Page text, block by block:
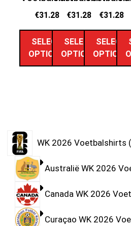
€31.28
SELECT
OPTIONS
€31.28
SELECT
OPTIONS
€31.28
SELECT
OPTIONS
WK 2026 Voetbalshirts
Australië WK 2026
Canada WK 2026
Curaçao WK 2026